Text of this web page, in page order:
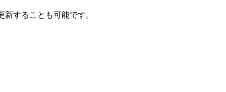
することも可能です。